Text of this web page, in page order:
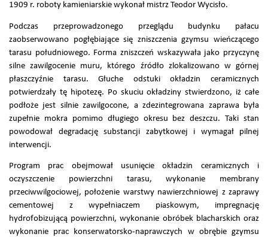
1909 r. roboty kamieniarskie wykonał mistrz Teodor Wycisło.
Podczas przeprowadzonego przeglądu budynku pałacu
zaobserwowano pogłębiające się zniszczenia gzymsu wieńczącego
tarasu południowego. Forma zniszczeń wskazywała jako przyczynę
silne zawilgocenie muru, którego źródło zlokalizowano w górnej
płaszczyźnie tarasu. Głuche odstuki okładzin ceramicznych
potwierdzały tę hipotezę. Po skuciu okładziny stwierdzono, iż całe
podłoże jest silnie zawilgocone, a zdezintegrowana zaprawa była
zupełnie mokra pomimo długiego okresu bez deszczu. Taki stan
powodował degradację substancji zabytkowej i wymagał pilnej
interwencji.
Program prac obejmował usunięcie okładzin ceramicznych i
oczyszczenie powierzchni tarasu, wykonanie membrany
przeciwwilgociowej, położenie warstwy nawierzchniowej z zaprawy
cementowej z wypełniaczem piaskowym, impregnację
hydrofobizującą powierzchni, wykonanie obróbek blacharskich oraz
wykonanie prac konserwatorsko-naprawczych w obrębie gzymsu